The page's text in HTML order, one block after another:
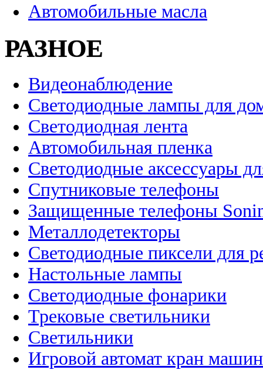
Автомобильные масла
РАЗНОЕ
Видеонаблюдение
Светодиодные лампы для
Светодиодная лента
Автомобильная пленка
Светодиодные аксессуары
Спутниковые телефоны
Защищенные телефоны
Металлодетекторы
Светодиодные пиксели для
Настольные лампы
Светодиодные фонарики
Трековые светильники
Светильники
Игровой автомат кран